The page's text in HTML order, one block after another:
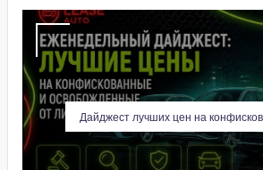
k
Дайджест лучших цен на